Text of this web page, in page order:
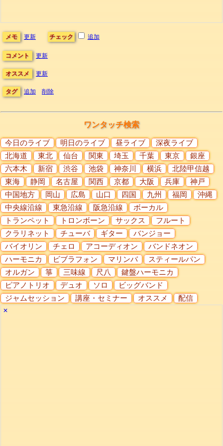
メモ 更新 チェック 追加
コメント 更新
オススメ 更新
タグ 追加 削除
ワンタッチ検索
今日のライブ 明日のライブ 昼ライブ
深夜ライブ
北海道
東北 仙台 関東 埼玉 千葉 東京
銀座
六本木
新宿 渋谷 池袋 神奈川 横浜
北陸甲信越
東海
静岡 名古屋 関西 京都 大阪 兵庫
神戸
中国地方
岡山 広島 山口 四国 九州 福岡
沖縄
中央線沿線
東急沿線 阪急沿線
ボーカル
トランペット
トロンボーン サックス
フルート
クラリネット
チューバ ギター
バンジョー
バイオリン
チェロ アコーディオン
バンドネオン
ハーモニカ
ビブラフォン マリンバ
スティールパン
オルガン
箏 三味線 尺八
鍵盤ハーモニカ
ピアノトリオ
デュオ ソロ
ビッグバンド
ジャムセッション
講座・セミナー オススメ 配信
✕